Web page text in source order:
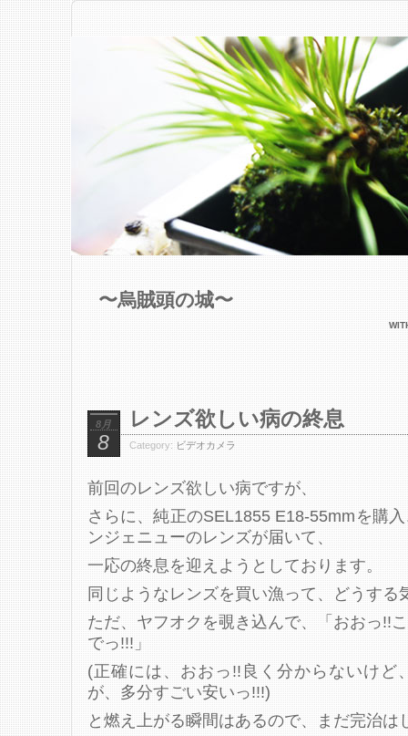
〜烏賊頭の城〜
8月
8
レンズ欲しい病の終息
Category: ビデオカメラ
前回のレンズ欲しい病ですが、
さらに、純正のSEL1855 E18-55mmを購
ンジェニューのレンズが届いて、
一応の終息を迎えようとしております。
同じようなレンズを買い漁って、どうする
ただ、ヤフオクを覗き込んで、「おおっ!!
でっ!!!」
(正確には、おおっ!!良く分からないけど
が、多分すごい安いっ!!!)
と燃え上がる瞬間はあるので、まだ完治は